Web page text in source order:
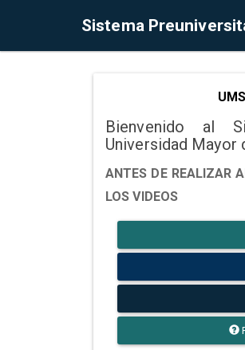
Sistema
Bienvenido al
Universidad Mayor
ANTES DE REALIZAR
LOS VIDEOS